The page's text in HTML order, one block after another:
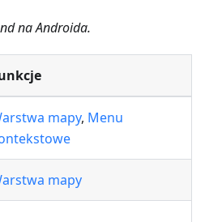
na Androida.
mapy, Menu
mapy